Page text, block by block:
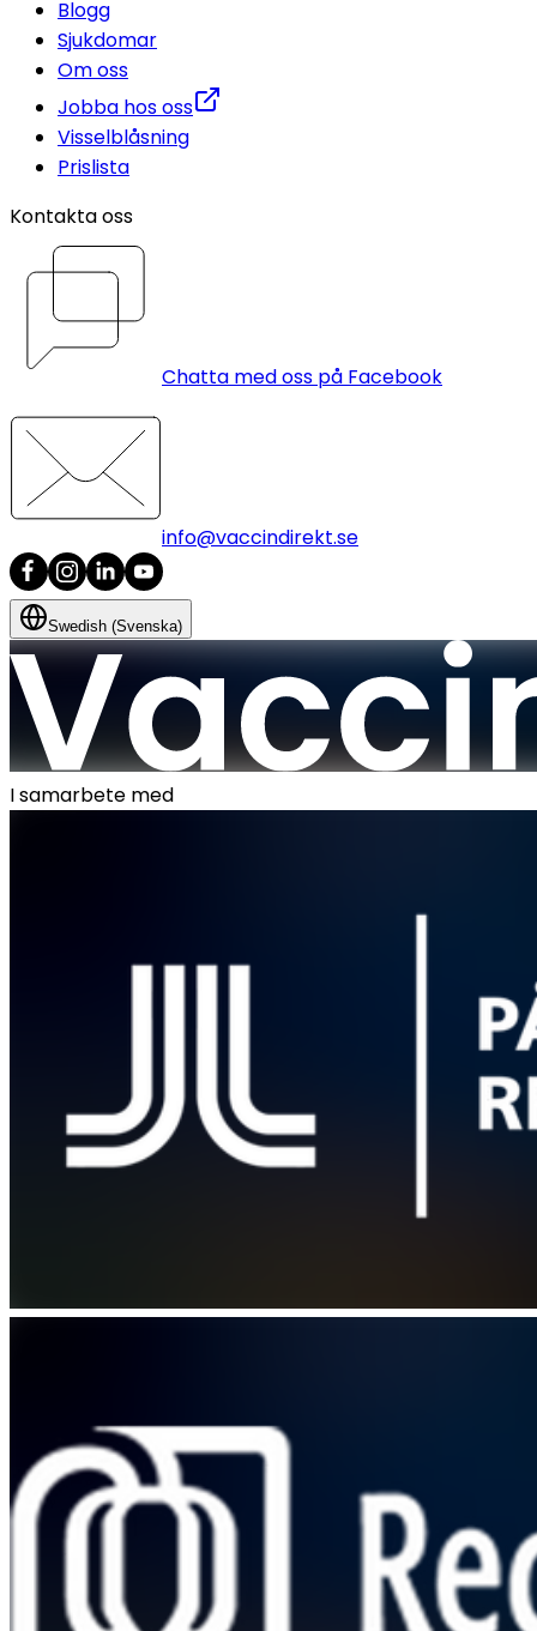
Blogg
Sjukdomar
Om oss
Jobba hos oss
Visselblåsning
Prislista
Kontakta oss
Chatta med oss på Facebook
info@vaccindirekt.se
Swedish (Svenska)
I samarbete med